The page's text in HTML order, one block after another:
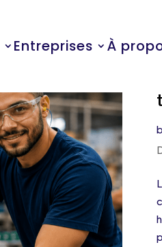
Entreprises À